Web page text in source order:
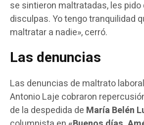
se sintieron maltratadas, les pido
disculpas. Yo tengo tranquilidad
maltratar a nadie», cerró.
Las denuncias
Las denuncias de maltrato
Antonio Laje cobraron
de la despedida de María Belén